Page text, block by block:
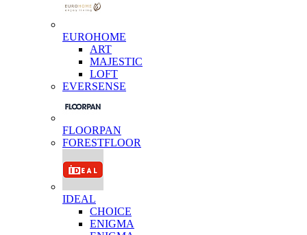
EUROHOME
ART
MAJESTIC
LOFT
EVERSENSE
FLOORPAN
FORESTFLOOR
IDEAL
CHOICE
ENIGMA